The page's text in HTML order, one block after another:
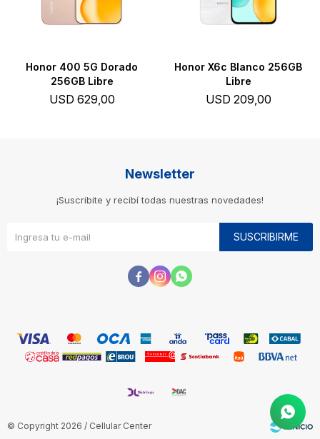
Honor 400 5G Dorado
256GB Libre
USD 629,00
Honor X6c Blanco 256GB
Libre
USD 209,00
Newsletter
¡Suscribite y recibí todas nuestras novedades!
SUSCRIBIRME
  
© Copyright 2026 / Cellular Center